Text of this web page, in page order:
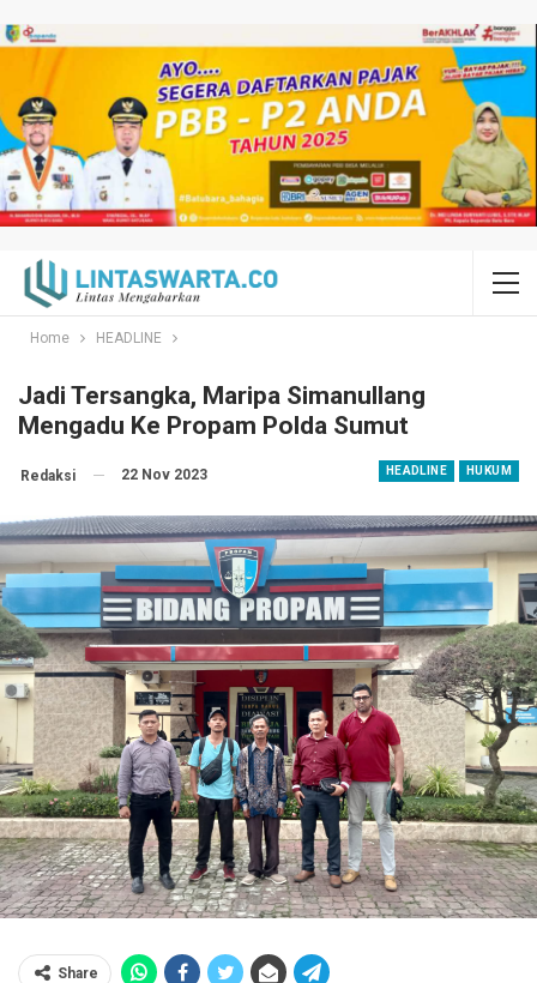
Home HEADLINE
Jadi Tersangka, Maripa Simanullang
Mengadu Ke Propam Polda Sumut
HEADLINE HUKUM
Redaksi 22 Nov 2023
Share